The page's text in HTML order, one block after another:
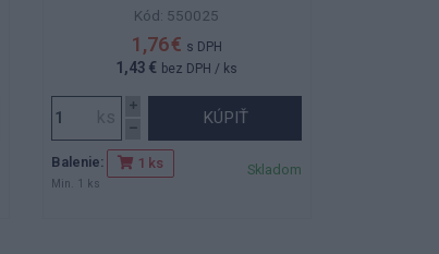
Kód: 550025
1,76 € s DPH
1,43 € bez DPH / ks
KÚPIŤ
Balenie: 1 ks
Min. 1 ks
Skladom